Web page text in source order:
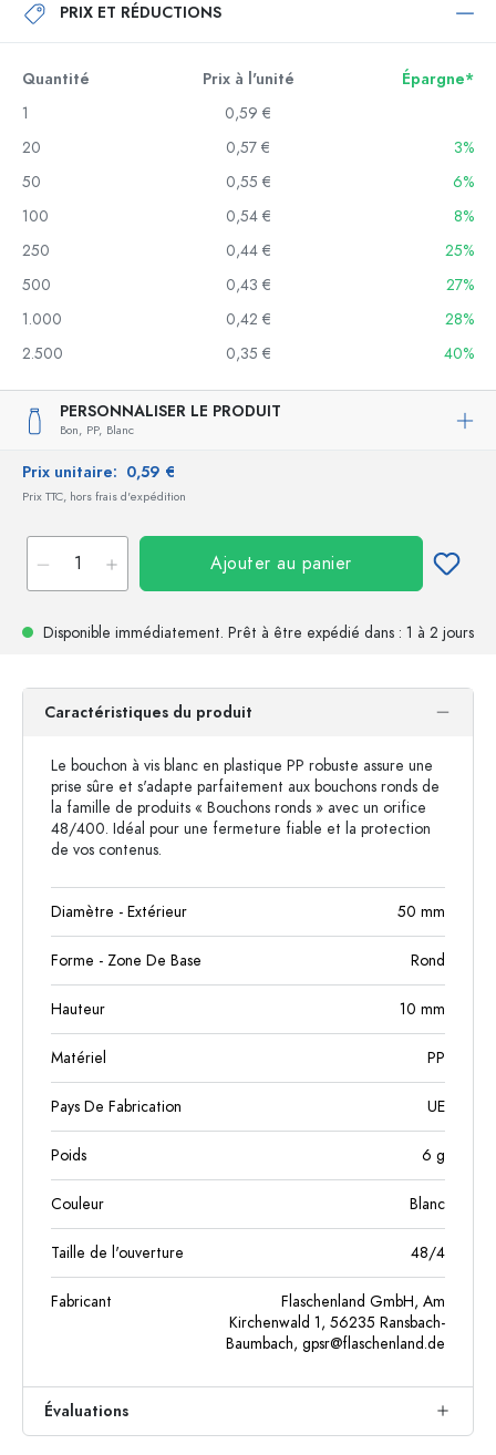
PRIX ET RÉDUCTIONS
Quantité Prix à l'unité
Épargne*
1
0,59 €
20
0,57 €
3%
50
0,55 €
6%
100
0,54 €
8%
250
0,44 €
25%
500
0,43 €
27%
1.000
0,42 €
28%
2.500
0,35 € 40%
PERSONNALISER LE PRODUIT
Bon, PP, Blanc
Prix unitaire: 0,59 €
Prix TTC, hors frais d'expédition
Ajouter au panier
Disponible immédiatement. Prêt à être expédié dans : 1 à 2 jours
Caractéristiques du produit
Le bouchon à vis blanc en plastique PP robuste assure une
prise sûre et s'adapte parfaitement aux bouchons ronds de
la famille de produits « Bouchons ronds » avec un orifice
48/400. Idéal pour une fermeture fiable et la protection
de vos contenus.
Diamètre - Extérieur 50 mm
Forme - Zone De Base Rond
Hauteur 10 mm
Matériel PP
Pays De Fabrication UE
Poids 6 g
Couleur Blanc
Taille de l'ouverture 48/4
Fabricant
Flaschenland GmbH, Am
Kirchenwald 1, 56235 Ransbach-
Baumbach, gpsr@flaschenland.de
Évaluations